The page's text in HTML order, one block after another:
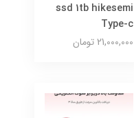
ssd 1tb hikesemi
Type-c
21,000,000 تومان